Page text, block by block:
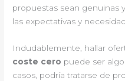
propuestas sean genuinas
las expectativas y
Indudablemente, hallar
coste cero puede ser
casos, podría tratarse de